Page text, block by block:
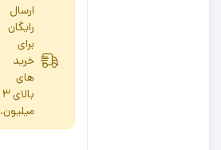
ارسال
رایگان
برای
خرید
های
بالای 3
میلیون.